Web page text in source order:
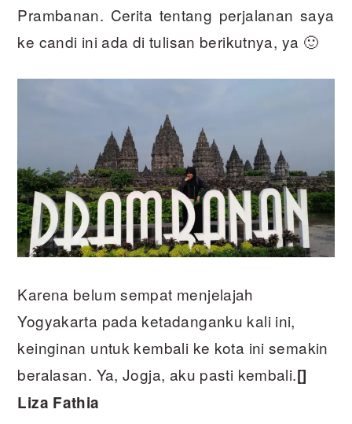
Prambanan. Cerita tentang perjalanan saya
ke candi ini ada di tulisan berikutnya, ya 🙂
Karena belum sempat menjelajah
Yogyakarta pada ketadanganku kali ini,
keinginan untuk kembali ke kota ini semakin
beralasan. Ya, Jogja, aku pasti kembali.[]
Liza Fathia